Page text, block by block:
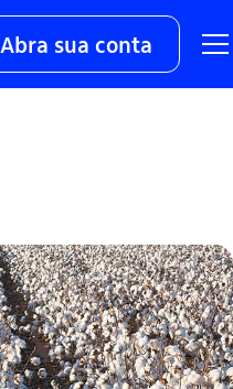
Abra sua conta